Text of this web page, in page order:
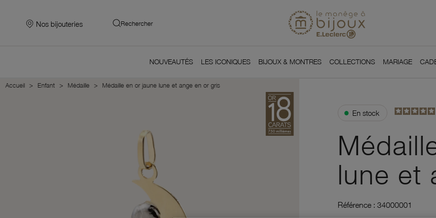
Nos bijouteries Rechercher
NOUVEAUTÉS LES ICONIQUES BIJOUX & MONTRES COLLECTIONS MARIAGE
Accueil Enfant Médaille Médaille en or jaune lune et ange en or gris
● En stock
lune et
Référence : 34000001